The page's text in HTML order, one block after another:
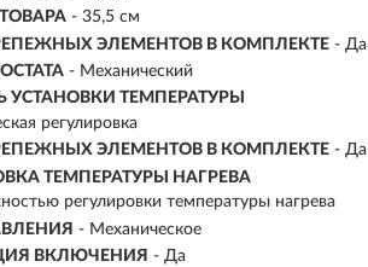
- 35,5 см
ЭЛЕМЕНТОВ В КОМПЛЕКТЕ - Да
- Механический
УСТАНОВКИ ТЕМПЕРАТУРЫ
регулировка
ЭЛЕМЕНТОВ В КОМПЛЕКТЕ - Да
ТЕМПЕРАТУРЫ НАГРЕВА
регулировки температуры нагрева
- Механическое
ВКЛЮЧЕНИЯ - Да